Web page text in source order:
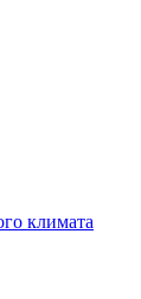
климата